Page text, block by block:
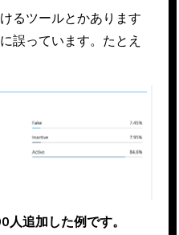
るツールとかあります
誤っています。たとえ
追加した例です。